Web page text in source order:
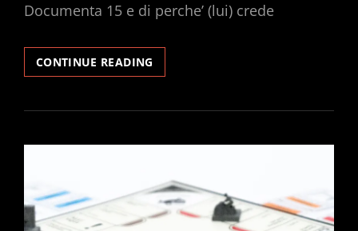
Documenta 15 e di perche’ (lui) crede
CONTINUE READING
ANTIDOTO
DOCUMENTA